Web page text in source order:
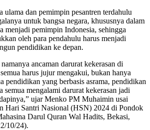
ulama dan pemimpin pesantren terdahulu
untuk bangsa negara, khususnya dalam
menjadi pemimpin Indonesia, sehingga
oleh para pendahulu harus menjadi
pendidikan ke depan.
ancaman darurat kekerasan di
harus jujur mengakui, bukan hanya
pendidikan yang berbasis asrama, pendidikan
semua mengalami darurat kekerasan jadi
ujar Menko PM Muhaimin usai
Hari Santri Nasional (HSN) 2024 di Pondok
Darul Quran Wal Hadits, Bekasi,
10/24).